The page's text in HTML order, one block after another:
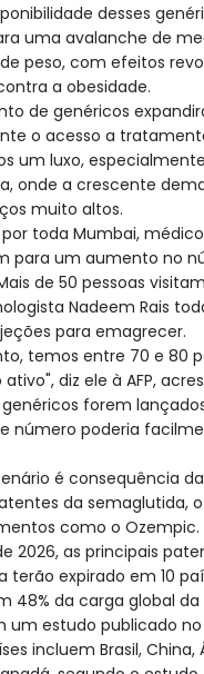
desses
uma avalanche de
peso, com efeitos
a obesidade.
de genéricos
o acesso a
um luxo,
onde a crescente
muito altos.
toda Mumbai,
para um aumento no
de 50 pessoas
Nadeem Rais
para emagrecer.
temos entre 70 e 80
diz ele à AFP,
forem
número poderia
é consequência
da semaglutida,
como o Ozempic.
2026, as principais
terão expirado em 10
48% da carga global da
um estudo publicado
incluem Brasil, China,